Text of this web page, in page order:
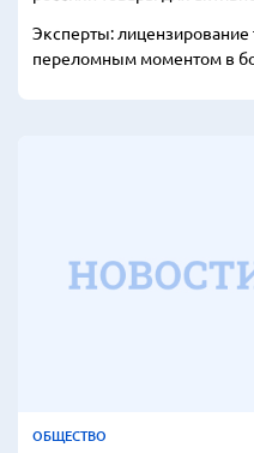
Эксперты: лицензирование
переломным моментом в
ОБЩЕСТВО